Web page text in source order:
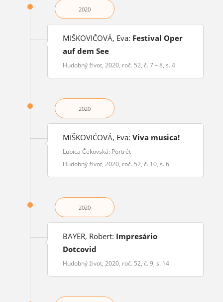
2020
MIŠKOVIČOVÁ, Eva: Festival Oper
auf dem See
Hudobný život, 2020, roč. 52, č. 7 – 8, s. 4
2020
MIŠKOVIĆOVÁ, Eva: Viva musica!
Ľubica Čekovská: Portrét
Hudobný život, 2020, roč. 52, č. 10, s. 6
2020
BAYER, Robert: Impresário
Dotcovid
Hudobný život, 2020, roč. 52, č. 9, s. 14